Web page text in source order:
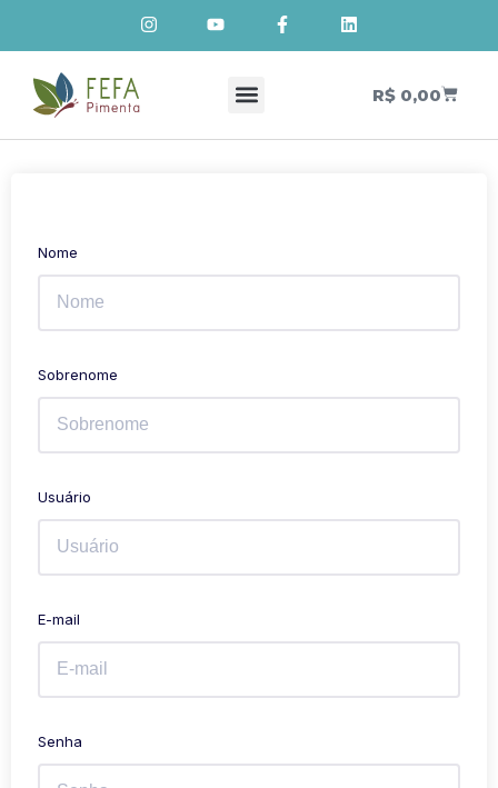
R$0,00
Nome
Sobrenome
Usuário
E-mail
Senha